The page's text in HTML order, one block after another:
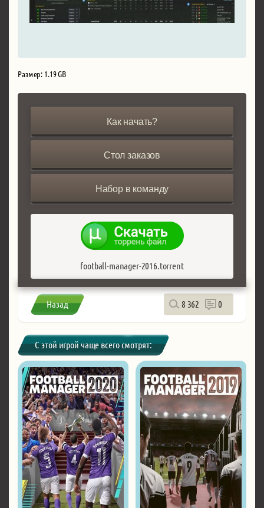
Размер: 1.19 GB
Как начать?
Стол заказов
Набор в команду
football-manager-2016.torrent
Назад 8 362 0
С этой игрой чаще всего смотрят: